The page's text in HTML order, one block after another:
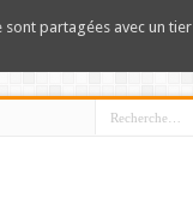
partagées avec un tier